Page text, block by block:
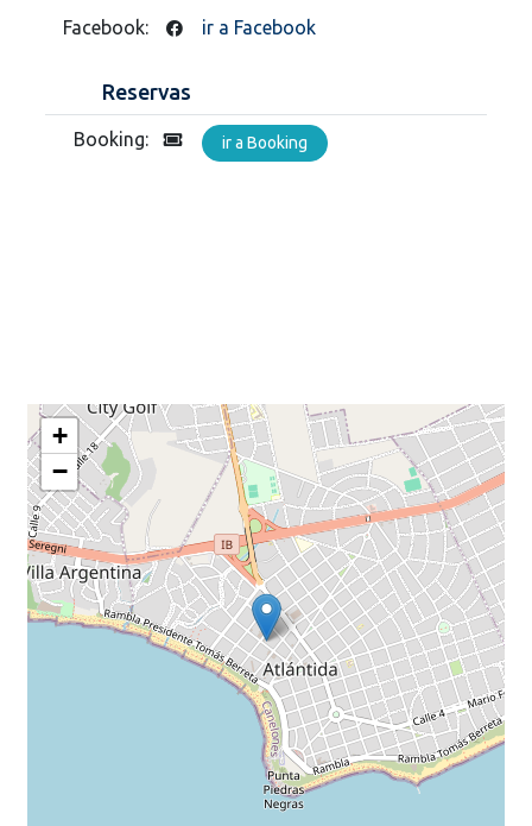
Facebook: ir a Facebook
Reservas
Booking: ir a Booking
+
−